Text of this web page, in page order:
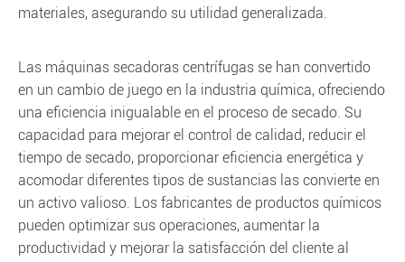
materiales, asegurando su utilidad generalizada.
Las máquinas secadoras centrífugas se han convertido
en un cambio de juego en la industria química, ofreciendo
una eficiencia inigualable en el proceso de secado. Su
capacidad para mejorar el control de calidad, reducir el
tiempo de secado, proporcionar eficiencia energética y
acomodar diferentes tipos de sustancias las convierte en
un activo valioso. Los fabricantes de productos químicos
pueden optimizar sus operaciones, aumentar la
productividad y mejorar la satisfacción del cliente al